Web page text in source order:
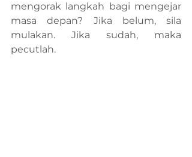
mengorak langkah bagi mengejar
masa depan? Jika belum, sila
mulakan. Jika sudah, maka
pecutlah.